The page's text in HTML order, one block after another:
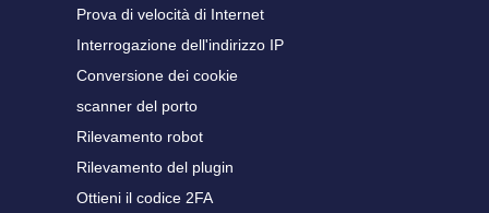
Prova di velocità di Internet
Interrogazione dell'indirizzo IP
Conversione dei cookie
scanner del porto
Rilevamento robot
Rilevamento del plugin
Ottieni il codice 2FA